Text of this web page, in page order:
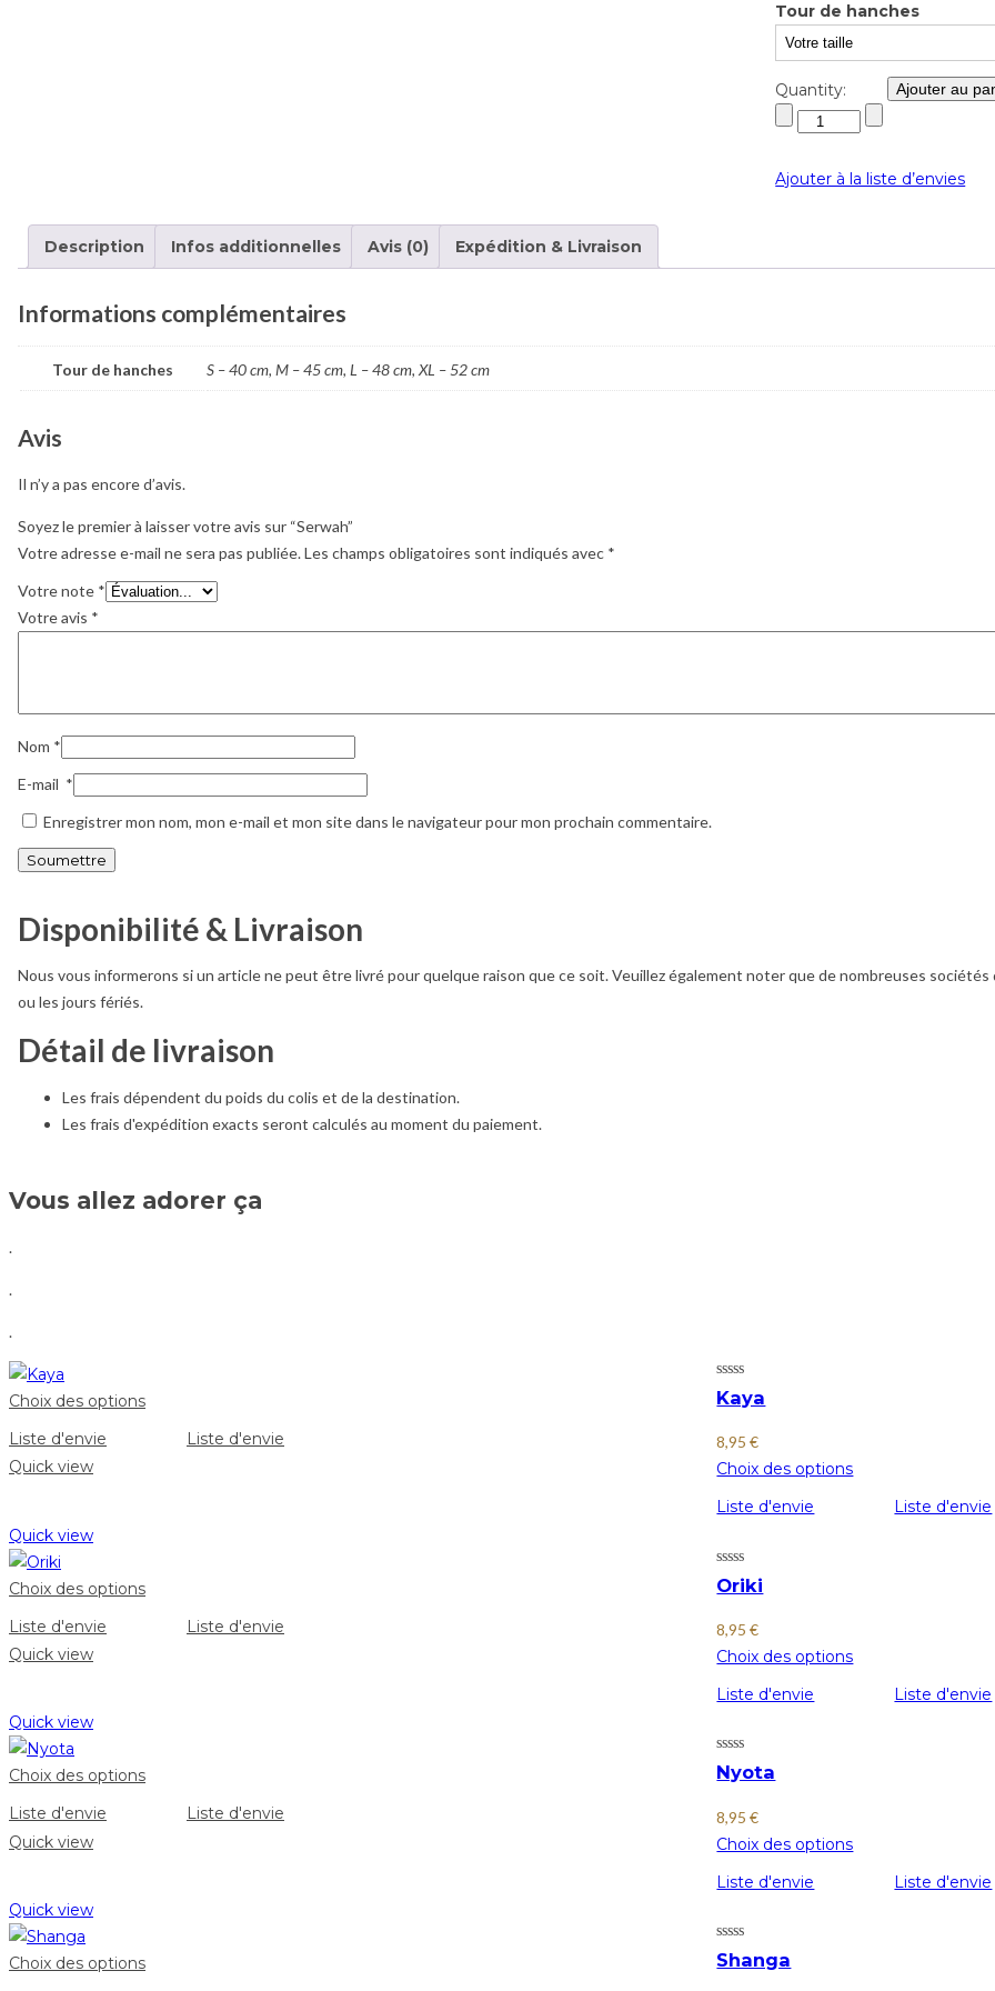
Tour de hanches
Quantity: Ajouter au
Ajouter à la liste d’envies
Description Infos additionnelles Avis (0) Expédition & Livraison
Informations complémentaires
Tour de hanches S – 40 cm, M – 45 cm, L – 48 cm, XL – 52 cm
Avis
Il n’y a pas encore d’avis.
Soyez le premier à laisser votre avis sur “Serwah”
Votre adresse e-mail ne sera pas publiée.Les champs obligatoires sont indiqués avec *
Votre note *
Votre avis *
Nom *
E-mail *
Enregistrer mon nom, mon e-mail et mon site dans le navigateur pour mon prochain commentaire.
Disponibilité & Livraison
Nous vous informerons si un article ne peut être livré pour quelque raison que ce soit. Veuillez également noter que de nombreuses
ou les jours fériés.
Détail de livraison
Les frais dépendent du poids du colis et de la destination.
Les frais d'expédition exacts seront calculés au moment du paiement.
Vous allez adorer ça
.
.
.
Choix des options
Liste d'envie
Liste d'envie
Quick view
Kaya
8,95€
Choix des options
Liste d'envie
Liste d'envie
Quick view
Choix des options
Liste d'envie
Liste d'envie
Quick view
Oriki
8,95€
Choix des options
Liste d'envie
Liste d'envie
Quick view
Choix des options
Liste d'envie
Liste d'envie
Quick view
Nyota
8,95€
Choix des options
Liste d'envie
Liste d'envie
Quick view
Choix des options
Shanga